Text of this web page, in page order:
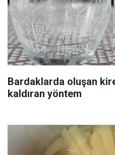
Bardaklarda oluşan
kaldıran yöntem